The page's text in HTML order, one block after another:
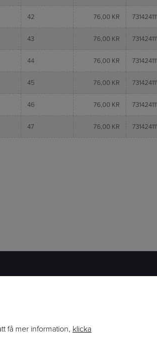
42 76,00 KR
43 76,00 KR
44 76,00 KR
45 76,00 KR
46 76,00 KR
47 76,00 KR
få mer information, klicka